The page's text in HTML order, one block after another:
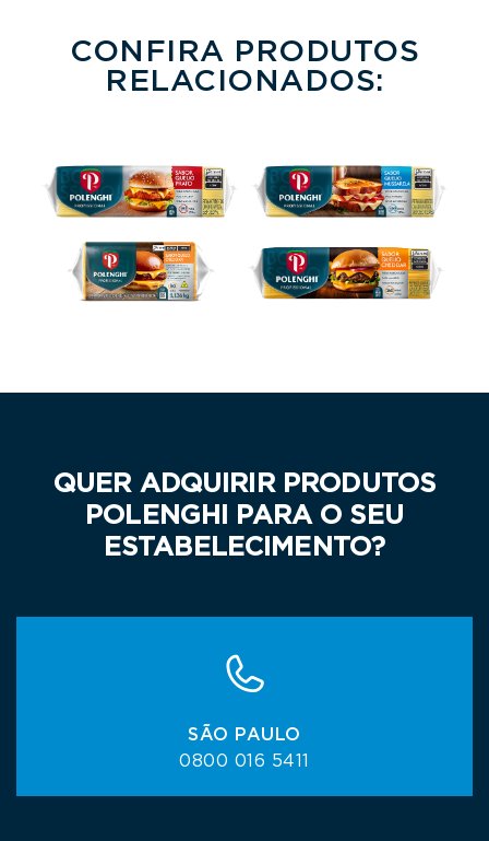
CONFIRA PRODUTOS
RELACIONADOS:
QUER ADQUIRIR PRODUTOS
POLENGHI PARA O SEU
ESTABELECIMENTO?
SÃO PAULO
0800 016 5411